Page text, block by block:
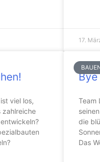
17.
viel los,
zahlreiche
Team
die
Das